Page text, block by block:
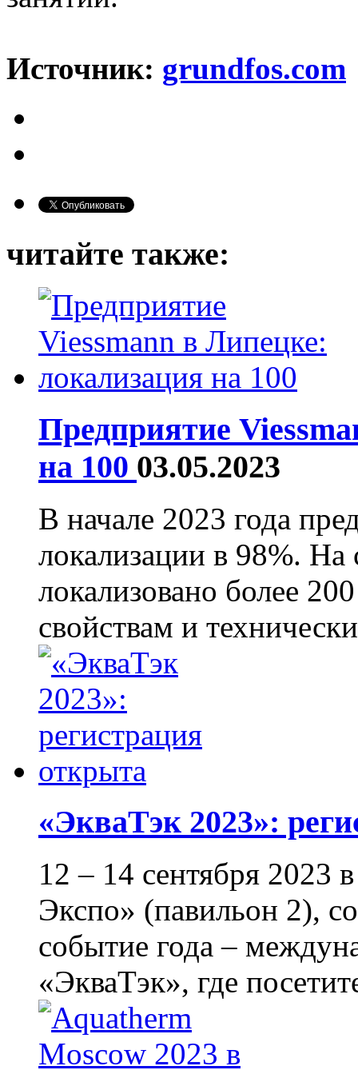
Источник: grundfos.com
читайте также:
Предприятие
на 100 03.05.2023
В начале 2023 года
локализации в 98%.
локализовано более
свойствам и
«ЭкваТэк 2023»:
12 – 14 сентября
Экспо» (павильон 2),
событие года –
«ЭкваТэк», где